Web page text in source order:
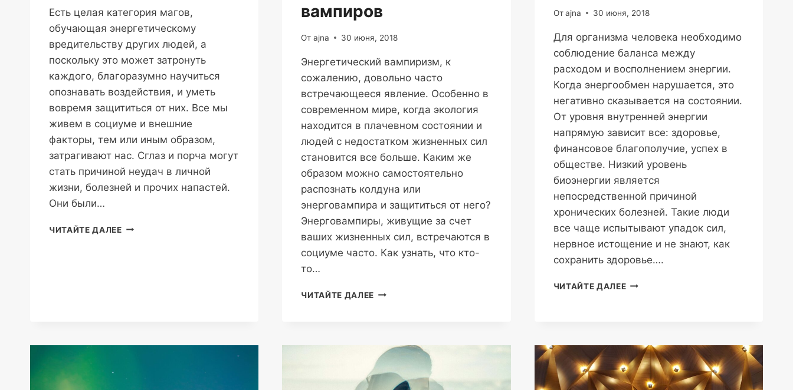
Есть целая категория магов,
обучающая энергетическому
вредительству других людей, а
поскольку это может затронуть
каждого, благоразумно научиться
опознавать воздействия, и уметь
вовремя защититься от них. Все мы
живем в социуме и внешние
факторы, тем или иным образом,
затрагивают нас. Сглаз и порча могут
стать причиной неудач в личной
жизни, болезней и прочих напастей.
Они были…
ЧИТАЙТЕ ДАЛЕЕСГЛАЗ
вампиров
От ajna 30 июня, 2018
Энергетический вампиризм, к
сожалению, довольно часто
встречающееся явление. Особенно в
современном мире, когда экология
находится в плачевном состоянии и
людей с недостатком жизненных сил
становится все больше. Каким же
образом можно самостоятельно
распознать колдуна или
энерговампира и защититься от него?
Энерговампиры, живущие за счет
ваших жизненных сил, встречаются в
социуме часто. Как узнать, что кто-
то…
ЧИТАЙТЕ ДАЛЕЕ ЗАЩИТА
От ajna 30 июня, 2018
Для организма человека необходимо
соблюдение баланса между
расходом и восполнением энергии.
Когда энергообмен нарушается, это
негативно сказывается на состоянии.
От уровня внутренней энергии
напрямую зависит все: здоровье,
финансовое благополучие, успех в
обществе. Низкий уровень
биоэнергии является
непосредственной причиной
хронических болезней. Такие люди
все чаще испытывают упадок сил,
нервное истощение и не знают, как
сохранить здоровье….
ЧИТАЙТЕ ДАЛЕЕКАК